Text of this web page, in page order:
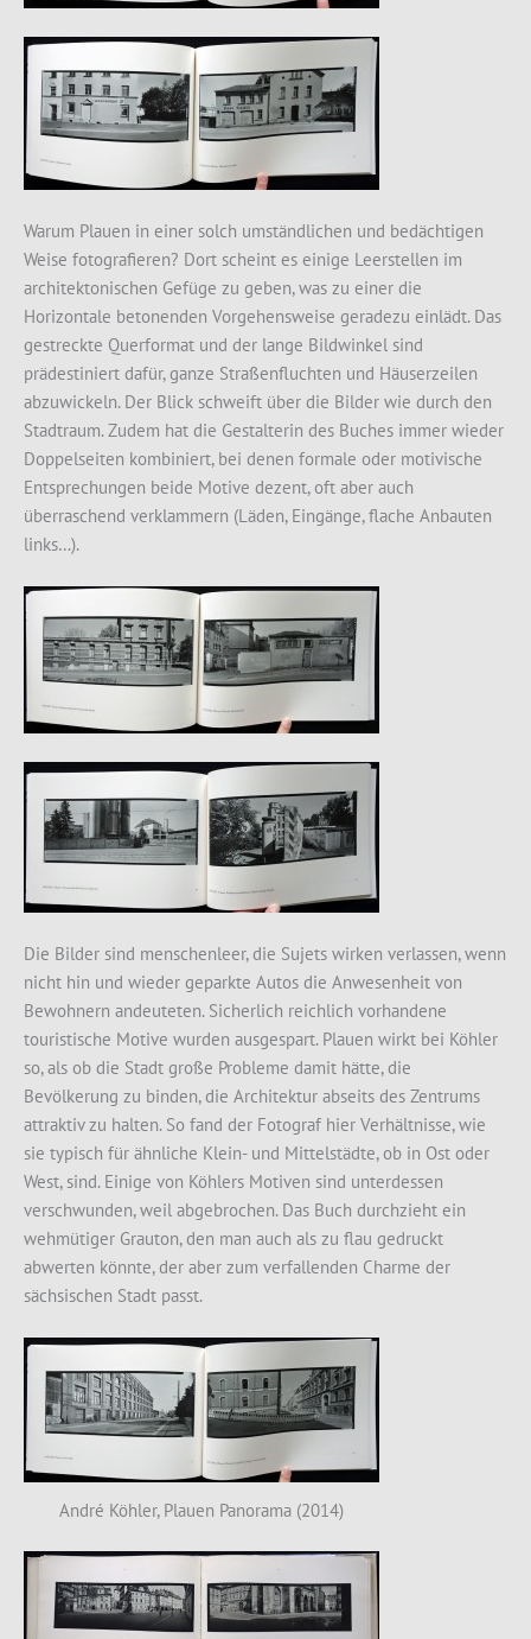
Warum Plauen in einer solch umständlichen und bedächtigen
Weise fotografieren? Dort scheint es einige Leerstellen im
architektonischen Gefüge zu geben, was zu einer die
Horizontale betonenden Vorgehensweise geradezu einlädt. Das
gestreckte Querformat und der lange Bildwinkel sind
prädestiniert dafür, ganze Straßenfluchten und Häuserzeilen
abzuwickeln. Der Blick schweift über die Bilder wie durch den
Stadtraum. Zudem hat die Gestalterin des Buches immer wieder
Doppelseiten kombiniert, bei denen formale oder motivische
Entsprechungen beide Motive dezent, oft aber auch
überraschend verklammern (Läden, Eingänge, flache Anbauten
links…).
Die Bilder sind menschenleer, die Sujets wirken verlassen, wenn
nicht hin und wieder geparkte Autos die Anwesenheit von
Bewohnern andeuteten. Sicherlich reichlich vorhandene
touristische Motive wurden ausgespart. Plauen wirkt bei Köhler
so, als ob die Stadt große Probleme damit hätte, die
Bevölkerung zu binden, die Architektur abseits des Zentrums
attraktiv zu halten. So fand der Fotograf hier Verhältnisse, wie
sie typisch für ähnliche Klein- und Mittelstädte, ob in Ost oder
West, sind. Einige von Köhlers Motiven sind unterdessen
verschwunden, weil abgebrochen. Das Buch durchzieht ein
wehmütiger Grauton, den man auch als zu flau gedruckt
abwerten könnte, der aber zum verfallenden Charme der
sächsischen Stadt passt.
André Köhler, Plauen Panorama (2014)